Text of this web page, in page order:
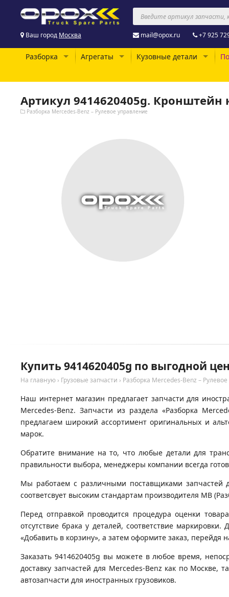
Ваш город Москва mail@opox.ru +7 925
Разборка Агрегаты Кузовные детали
Артикул 9414620405g.
Разборка Mercedes-Benz – Рулевое управление
Купить 9414620405g по выгодной
На главную › Грузовые запчасти › Разборка Mercedes-Benz –
Наш интернет магазин предлагает запчасти для
Mercedes-Benz. Запчасти из раздела «Разборка
предлагаем широкий ассортимент оригинальных и
марок.
Обратите внимание на то, что любые детали для
правильности выбора, менеджеры компании всегда
Мы работаем с различными поставщиками запчастей
соответсвует высоким стандартам производителя MB
Перед отправкой проводится процедура оценки
отсутствие брака у деталей, соответствие
«Добавить в корзину», а затем оформите заказ, перейдя
Заказать 9414620405g вы можете в любое время,
доставку запчастей для Mercedes-Benz как по
автозапчасти для иностранных грузовиков.